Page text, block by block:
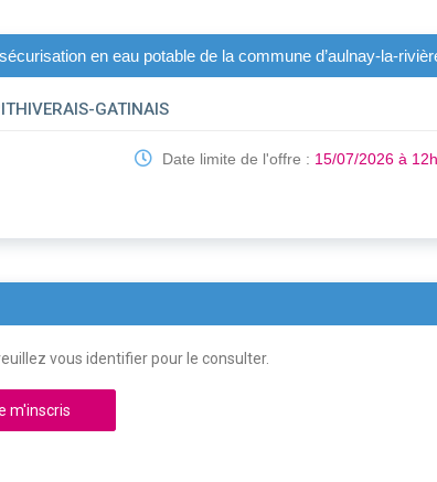
en eau potable de la commune d’aulnay-la-
GATINAIS
Date limite de l'offre : 15/07/2026 à
vous identifier pour le consulter.
m'inscris